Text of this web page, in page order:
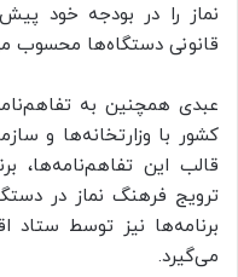
نماز را در بودجه خود
قانونی دستگاه‌ها محسوب
عبدی همچنین به
کشور با وزارتخانه‌ها و
قالب این تفاهم‌نامه‌ها،
ترویج فرهنگ نماز در
برنامه‌ها نیز توسط ستاد
می‌گیرد.